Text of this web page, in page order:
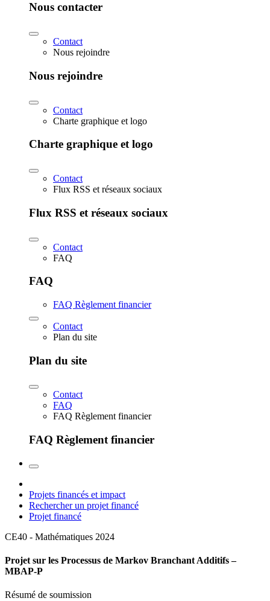
Nous contacter
Contact
Nous rejoindre
Nous rejoindre
Contact
Charte graphique et logo
Charte graphique et logo
Contact
Flux RSS et réseaux sociaux
Flux RSS et réseaux sociaux
Contact
FAQ
FAQ
FAQ Règlement financier
Contact
Plan du site
Plan du site
Contact
FAQ
FAQ Règlement financier
FAQ Règlement financier
Projets financés et impact
Rechercher un projet financé
Projet financé
CE40 - Mathématiques 2024
Projet sur les Processus de Markov Branchant Additifs –
MBAP-P
Résumé de soumission